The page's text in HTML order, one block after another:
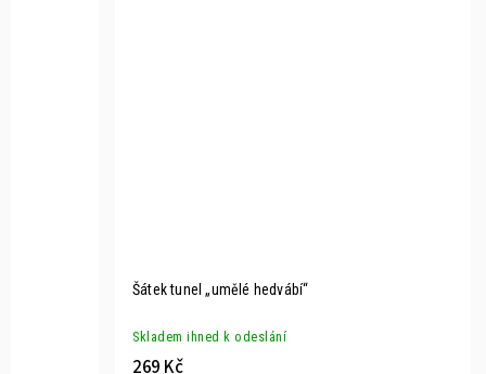
Šátek tunel „umělé hedvábí“
Skladem ihned k odeslání
269 Kč